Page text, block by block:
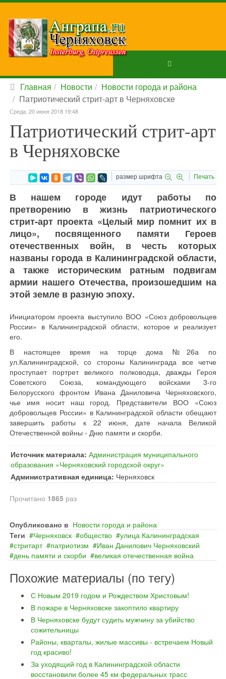
Главная Новости
Новости города и района
Патриотический стрит-арт в Черняховске
Среда, 20 июня 2018 19:48
Патриотический стрит-арт
в Черняховске
размер шрифта Печать
В нашем городе идут работы по
претворению в жизнь патриотического
стрит-арт проекта «Целый мир помнит их в
лицо», посвященного памяти Героев
отечественных войн, в честь которых
названы города в Калининградской области,
а также историческим ратным подвигам
армии нашего Отечества, произошедшим на
этой земле в разную эпоху.
Инициатором проекта выступило ВОО «Союз добровольцев
России» в Калининградской области, которое и реализует
его.
В настоящее время на торце дома №26а по
ул.Калининградской, со стороны Калининграда все четче
проступает портрет великого полководца, дважды Героя
Советского Союза, командующего войсками 3-го
Белорусского фронтом Ивана Даниловича Черняховского,
чье имя носит наш город. Представители ВОО «Союз
добровольцев России» в Калининградской области обещают
завершить работы к 22 июня, дате начала Великой
Отечественной войны - Дню памяти и скорби.
Источник материала: Администрация муниципального
образования «Черняховский городской округ»
Административная единица: Черняховск
Прочитано 1865 раз
Опубликовано в Новости города и района
Теги
Черняховск общество
улица Калининградская
стритарт
патриотизм
Иван Данилович Черняховский
день памяти и скорби
великая отечественная война
Похожие материалы (по тегу)
С Новым 2019 годом и Рождеством Христовым!
В пожаре в Черняховске закоптило квартиру
В Черняховске будут судить мужчину за убийство
сожительницы
Районы, кварталы, жилые массивы - встречаем Новый
год красиво!
За уходящий год в Калининградской области
восстановили более 45 км федеральных трасс